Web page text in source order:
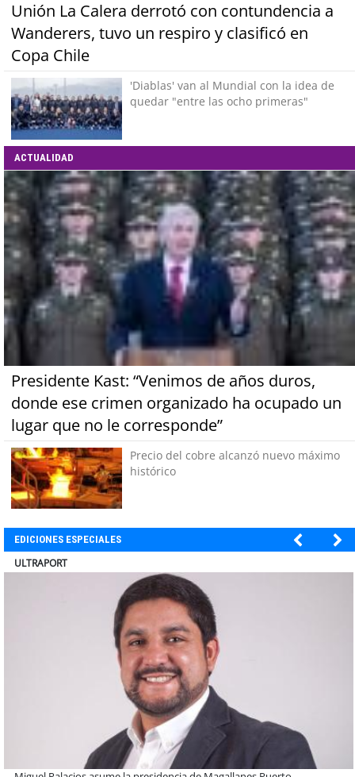
Unión La Calera derrotó con contundencia a
Wanderers, tuvo un respiro y clasificó en
Copa Chile
'Diablas' van al Mundial con la idea de
quedar "entre las ocho primeras"
ACTUALIDAD
Presidente Kast: “Venimos de años duros,
donde ese crimen organizado ha ocupado un
lugar que no le corresponde”
Precio del cobre alcanzó nuevo máximo
histórico
EDICIONES ESPECIALES
ULTRAPORT